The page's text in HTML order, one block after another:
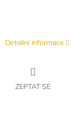
Detailní informace
ZEPTAT SE